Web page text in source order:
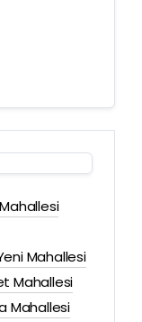
Mahallesi
Mahallesi
Mahallesi